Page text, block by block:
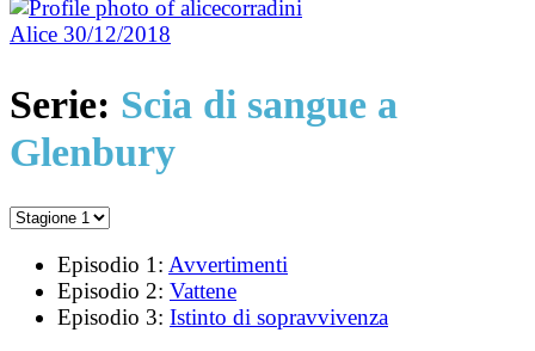
Alice 30/12/2018
Serie: Scia di sangue a
Glenbury
Episodio 1: Avvertimenti
Episodio 2: Vattene
Episodio 3: Istinto di sopravvivenza